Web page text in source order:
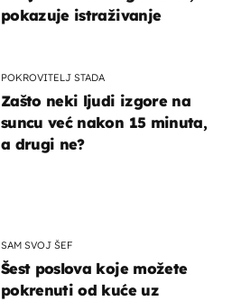
pokazuje istraživanje
POKROVITELJ STADA
Zašto neki ljudi izgore na
suncu već nakon 15 minuta,
a drugi ne?
SAM SVOJ ŠEF
Šest poslova koje možete
pokrenuti od kuće uz